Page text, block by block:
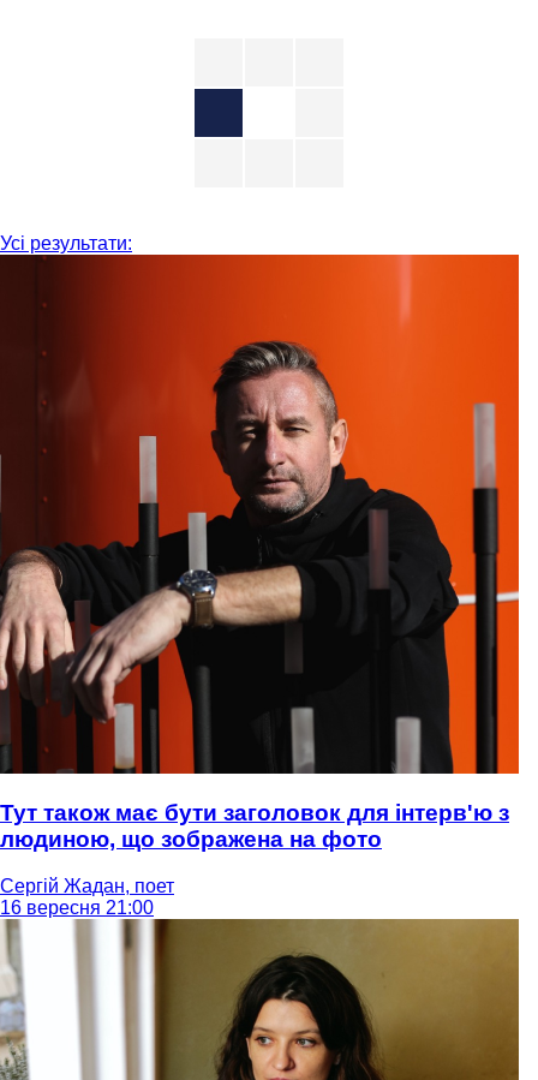
Усі результати:
Тут також має бути заголовок для інтерв'ю з
людиною, що зображена на фото
Сергій Жадан, поет
16 вересня 21:00